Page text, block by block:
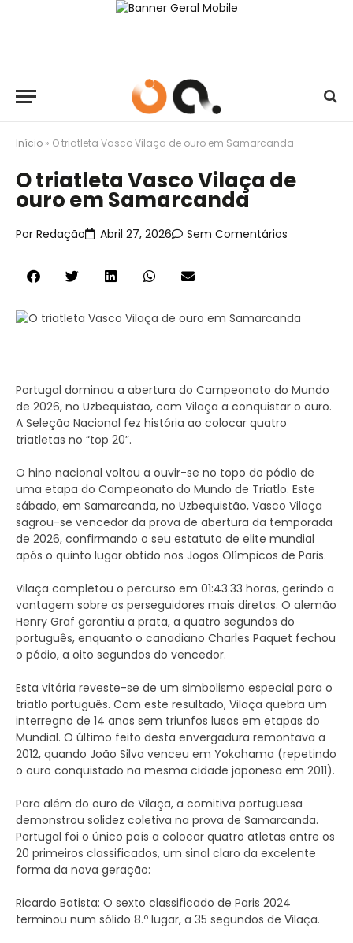
Início » O triatleta Vasco Vilaça de ouro em Samarcanda
O triatleta Vasco Vilaça de
ouro em Samarcanda
Por Redação Abril 27, 2026 Sem Comentários
Portugal dominou a abertura do Campeonato do Mundo
de 2026, no Uzbequistão, com Vilaça a conquistar o ouro.
A Seleção Nacional fez história ao colocar quatro
triatletas no “top 20”.
O hino nacional voltou a ouvir-se no topo do pódio de
uma etapa do Campeonato do Mundo de Triatlo. Este
sábado, em Samarcanda, no Uzbequistão, Vasco Vilaça
sagrou-se vencedor da prova de abertura da temporada
de 2026, confirmando o seu estatuto de elite mundial
após o quinto lugar obtido nos Jogos Olímpicos de Paris.
Vilaça completou o percurso em 01:43.33 horas, gerindo a
vantagem sobre os perseguidores mais diretos. O alemão
Henry Graf garantiu a prata, a quatro segundos do
português, enquanto o canadiano Charles Paquet fechou
o pódio, a oito segundos do vencedor.
Esta vitória reveste-se de um simbolismo especial para o
triatlo português. Com este resultado, Vilaça quebra um
interregno de 14 anos sem triunfos lusos em etapas do
Mundial. O último feito desta envergadura remontava a
2012, quando João Silva venceu em Yokohama (repetindo
o ouro conquistado na mesma cidade japonesa em 2011).
Para além do ouro de Vilaça, a comitiva portuguesa
demonstrou solidez coletiva na prova de Samarcanda.
Portugal foi o único país a colocar quatro atletas entre os
20 primeiros classificados, um sinal claro da excelente
forma da nova geração:
Ricardo Batista: O sexto classificado de Paris 2024
terminou num sólido 8.º lugar, a 35 segundos de Vilaça.